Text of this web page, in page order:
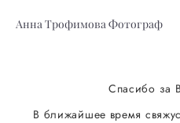
Анна Трофимова Фотограф
Спасибо за
В ближайшее время